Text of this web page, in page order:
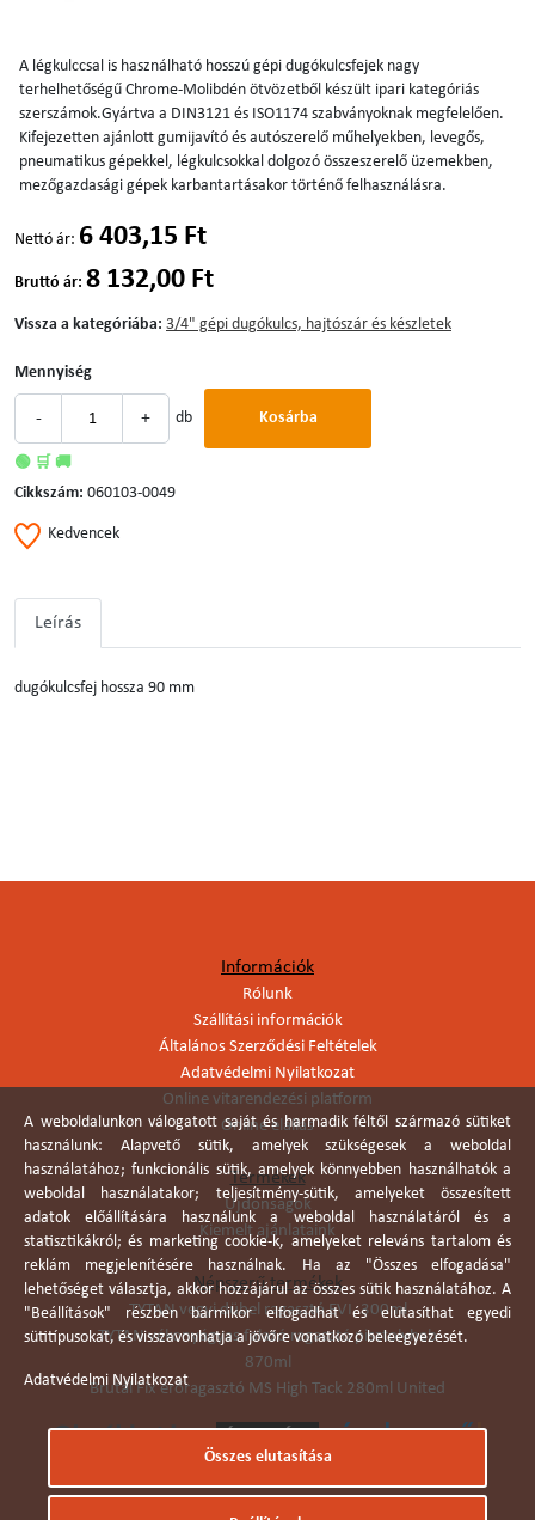
A légkulccsal is használható hosszú gépi dugókulcsfejek nagy
terhelhetőségű Chrome-Molibdén ötvözetből készült ipari kategóriás
szerszámok.Gyártva a DIN3121 és ISO1174 szabványoknak megfelelően.
Kifejezetten ajánlott gumijavító és autószerelő műhelyekben, levegős,
pneumatikus gépekkel, légkulcsokkal dolgozó összeszerelő üzemekben,
mezőgazdasági gépek karbantartásakor történő felhasználásra.
Nettó ár: 6 403,15 Ft
Bruttó ár: 8 132,00 Ft
Vissza a kategóriába: 3/4" gépi dugókulcs, hajtószár és készletek
Mennyiség
- + db Kosárba
🟢 🛒 🚚
Cikkszám: 060103-0049
Kedvencek
Leírás
dugókulcsfej hossza 90 mm
Információk
Rólunk
Szállítási információk
Általános Szerződési Feltételek
Adatvédelmi Nyilatkozat
Online vitarendezési platform
Online elállás
Termékek
Újdonságok
Kiemelt ajánlataink
Népszerű termékek
TYTAN vegyi dübel ragasztó EVI. 300ml
TYTAN vékonyágyas falazó ragasztó pisztolyhab
870ml
Brutál Fix erőragasztó MS High Tack 280ml United
A weboldalunkon válogatott saját és harmadik féltől származó sütiket
használunk: Alapvető sütik, amelyek szükségesek a weboldal
használatához; funkcionális sütik, amelyek könnyebben használhatók a
weboldal használatakor; teljesítmény-sütik, amelyeket összesített
adatok előállítására használunk a weboldal használatáról és a
statisztikákról; és marketing cookie-k, amelyeket releváns tartalom és
reklám megjelenítésére használnak. Ha az "Összes elfogadása"
lehetőséget választja, akkor hozzájárul az összes sütik használatához. A
"Beállítások" részben bármikor elfogadhat és elutasíthat egyedi
sütitípusokat, és visszavonhatja a jövőre vonatkozó beleegyezését.
Adatvédelmi Nyilatkozat
Összes elutasítása